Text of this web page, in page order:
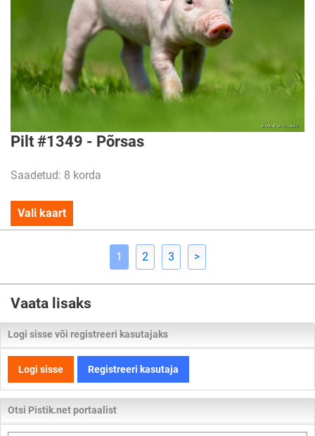
Pilt #1349 - Põrsas
Saadetud: 8 korda
Vali kaart
1 2 3 >
Vaata lisaks
Logi sisse või registreeri kasutajaks
Logi sisse Registreeri kasutaja
Otsi Pistik.net portaalist